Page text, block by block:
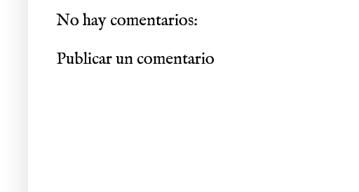
No hay comentarios:
Publicar un comentario